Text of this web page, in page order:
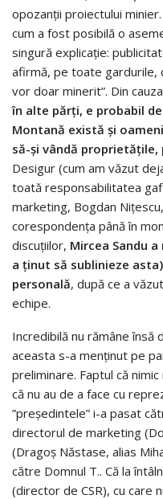
opozanții proiectului
cum a fost posibilă o
singură explicație:
afirmă, pe toate gardurile,
vor doar minerit”. Din
în alte părți, e probabil
Montană există și
să-și vândă
Desigur (cum am văzut
toată responsabilitatea
marketing, Bogdan
corespondența până în
discuțiilor, Mircea Sandu
a ținut să sublinieze
personală, după ce a
echipe.
Incredibilă nu rămâne însă
aceasta s-a menținut pe
preliminare. Faptul că
că nu au de a face cu
”președintele” i-a pasat
directorul de marketing
(Dragoș Năstase, alias
către Domnul T.. Că la
(director de CSR), cu care